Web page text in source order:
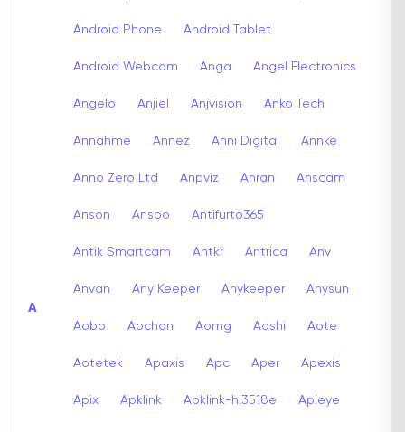
A
Android Phone Android Tablet
Android Webcam Anga Angel Electronics
Angelo Anjiel Anjvision Anko Tech
Annahme Annez Anni Digital Annke
Anno Zero Ltd Anpviz Anran Anscam
Anson Anspo Antifurto365
Antik Smartcam Antkr Antrica Anv
Anvan Any Keeper Anykeeper Anysun
Aobo Aochan Aomg Aoshi Aote
Aotetek Apaxis Apc Aper Apexis
Apix Apklink Apklink-hi3518e Apleye